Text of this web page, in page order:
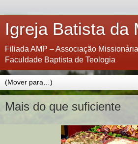
Igreja Batista da
Filiada AMP – Associação
Faculdade Baptista de Teologia
Mais do que suficiente